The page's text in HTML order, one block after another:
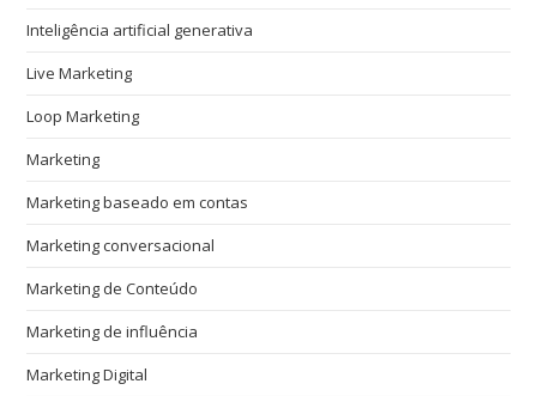
Inteligência artificial generativa
Live Marketing
Loop Marketing
Marketing
Marketing baseado em contas
Marketing conversacional
Marketing de Conteúdo
Marketing de influência
Marketing Digital